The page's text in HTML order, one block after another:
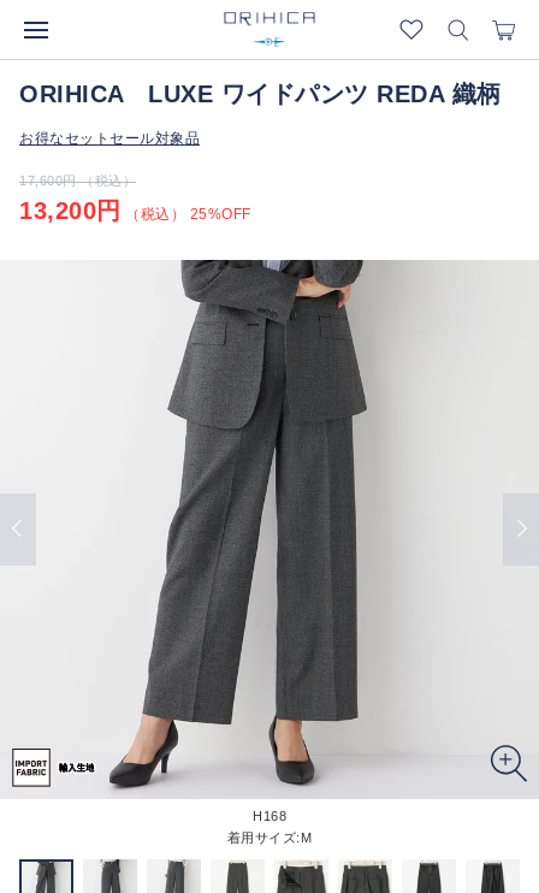
ORIHICA LUXE ワイドパンツ REDA 織柄
お得なセットセール対象品
17,600円 （税込）
13,200円 （税込） 25%OFF
H168
着用サイズ:M